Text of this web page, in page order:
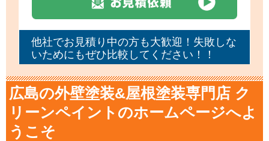
他社でお見積り中の方も大歓迎！失敗しな
いためにもぜひ比較してください！！
広島の外壁塗装&屋根塗装専門店 ク
リーンペイントのホームページへよ
うこそ